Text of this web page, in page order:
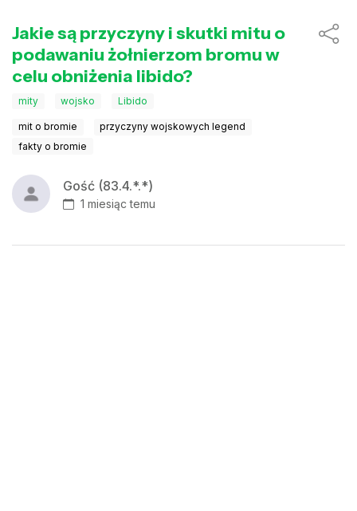
Jakie są przyczyny i skutki mitu o
podawaniu żołnierzom bromu w
celu obniżenia libido?
mity wojsko Libido
mit o bromie
przyczyny wojskowych legend
fakty o bromie
Gość (83.4.*.*)
1 miesiąc temu